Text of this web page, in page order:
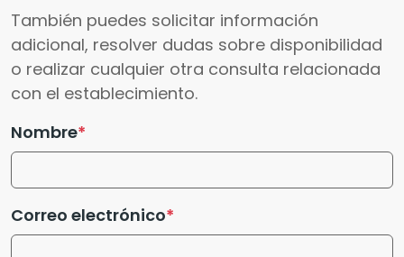
También puedes solicitar información
adicional, resolver dudas sobre disponibilidad
o realizar cualquier otra consulta relacionada
con el establecimiento.
Nombre
Correo electrónico